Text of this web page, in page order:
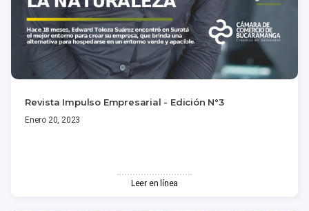
Revista Impulso Empresarial - Edición N°3
Enero 20, 2023
Leer en línea